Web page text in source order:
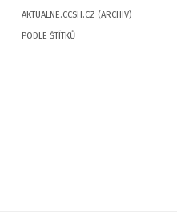
AKTUALNE.CCSH.CZ (ARCHIV)
PODLE ŠTÍTKŮ